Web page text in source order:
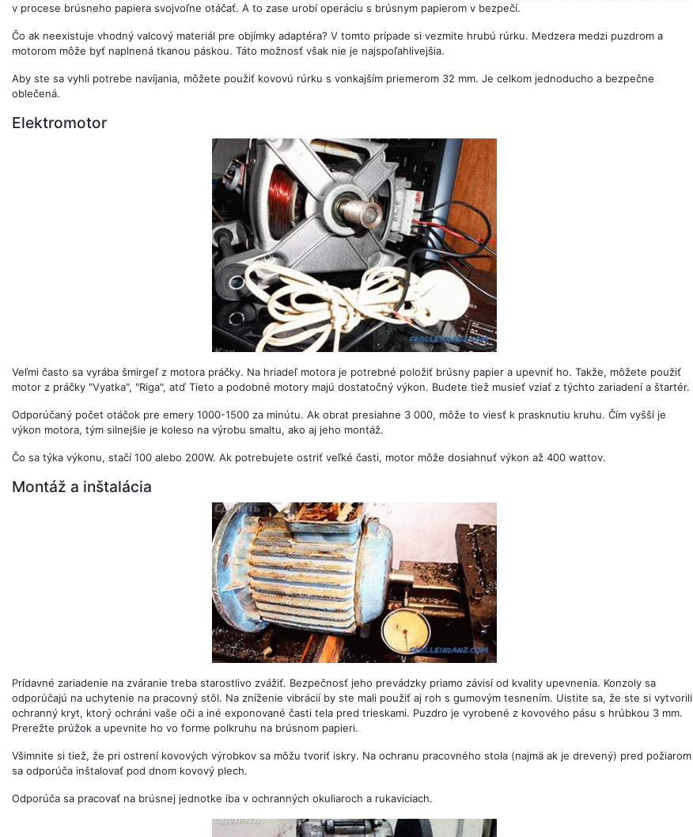
v procese brúsneho papiera svojvoľne otáčať. A to zase urobí operáciu s brúsnym papierom v bezpečí.
Čo ak neexistuje vhodný valcový materiál pre objímky adaptéra? V tomto prípade si vezmite hrubú rúrku. Medzera medzi puzdrom a
motorom môže byť naplnená tkanou páskou. Táto možnosť však nie je najspoľahlivejšia.
Aby ste sa vyhli potrebe navíjania, môžete použiť kovovú rúrku s vonkajším priemerom 32 mm. Je celkom jednoducho a bezpečne
oblečená.
Elektromotor
Veľmi často sa vyrába šmirgeľ z motora práčky. Na hriadeľ motora je potrebné položiť brúsny papier a upevniť ho. Takže, môžete použiť
motor z práčky "Vyatka", "Riga", atď Tieto a podobné motory majú dostatočný výkon. Budete tiež musieť vziať z týchto zariadení a štartér.
Odporúčaný počet otáčok pre emery 1000-1500 za minútu. Ak obrat presiahne 3 000, môže to viesť k prasknutiu kruhu. Čím vyšší je
výkon motora, tým silnejšie je koleso na výrobu smaltu, ako aj jeho montáž.
Čo sa týka výkonu, stačí 100 alebo 200W. Ak potrebujete ostriť veľké časti, motor môže dosiahnuť výkon až 400 wattov.
Montáž a inštalácia
Prídavné zariadenie na zváranie treba starostlivo zvážiť. Bezpečnosť jeho prevádzky priamo závisí od kvality upevnenia. Konzoly sa
odporúčajú na uchytenie na pracovný stôl. Na zníženie vibrácií by ste mali použiť aj roh s gumovým tesnením. Uistite sa, že ste si vytvorili
ochranný kryt, ktorý ochráni vaše oči a iné exponované časti tela pred trieskami. Puzdro je vyrobené z kovového pásu s hrúbkou 3 mm.
Prerežte prúžok a upevnite ho vo forme polkruhu na brúsnom papieri.
Všimnite si tiež, že pri ostrení kovových výrobkov sa môžu tvoriť iskry. Na ochranu pracovného stola (najmä ak je drevený) pred požiarom
sa odporúča inštalovať pod dnom kovový plech.
Odporúča sa pracovať na brúsnej jednotke iba v ochranných okuliaroch a rukaviciach.